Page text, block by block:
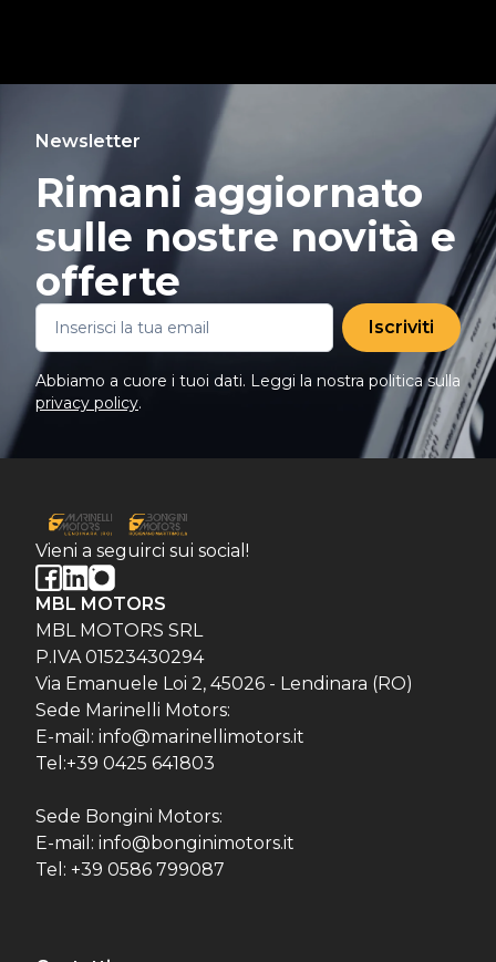
Newsletter
Rimani aggiornato
sulle nostre novità e
offerte
Iscriviti
Abbiamo a cuore i tuoi dati. Leggi la nostra politica sulla
privacy policy.
Vieni a seguirci sui social!
MBL MOTORS
MBL MOTORS SRL
P.IVA 01523430294
Via Emanuele Loi 2, 45026 - Lendinara (RO)
Sede Marinelli Motors:
E-mail: info@marinellimotors.it
Tel:+39 0425 641803
Sede Bongini Motors:
E-mail: info@bonginimotors.it
Tel: +39 0586 799087